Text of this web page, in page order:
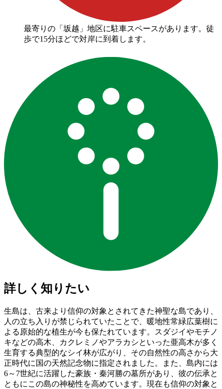
最寄りの「坂越」地区に駐車スペースがあります。徒
歩で15分ほどで対岸に到着します。
詳しく知りたい
生島は、古来より信仰の対象とされてきた神聖な島であり、
人の立ち入りが禁じられていたことで、暖地性常緑広葉樹に
よる原始的な植生が今も保たれています。スダジイやモチノ
キなどの高木、カクレミノやアラカシといった亜高木が多く
生育する典型的なシイ林が広がり、その自然性の高さから大
正時代に国の天然記念物に指定されました。また、島内には
6～7世紀に活躍した豪族・秦河勝の墓所があり、彼の伝承と
ともにこの島の神秘性を高めています。現在も信仰の対象と